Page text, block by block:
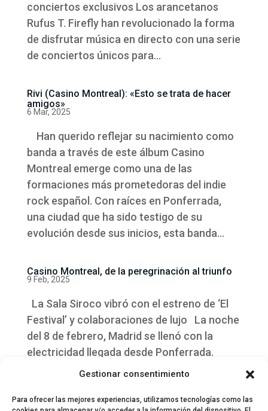
Gestionar consentimiento
Para ofrecer las mejores experiencias, utilizamos tecnologías como las
conciertos exclusivos Los arancetanos
Rufus T. Firefly han revolucionado la forma
de disfrutar música en directo con una serie
de conciertos únicos para...
Rivi (Casino Montreal): «Esto se trata de hacer
amigos»
6 Mar, 2025
Han querido reflejar su nacimiento como
banda a través de este álbum Casino
Montreal emerge como una de las
formaciones más prometedoras del indie
rock español. Con raíces en Ponferrada,
una ciudad que ha sido testigo de su
evolución desde sus inicios, esta banda...
Casino Montreal, de la peregrinación al triunfo
9 Feb, 2025
La Sala Siroco vibró con el estreno de ‘El
Festival’ y colaboraciones de lujo La noche
del 8 de febrero, Madrid se llenó con la
electricidad llegada desde Ponferrada.
Casino Montreal regresó a la Sala Siroco,